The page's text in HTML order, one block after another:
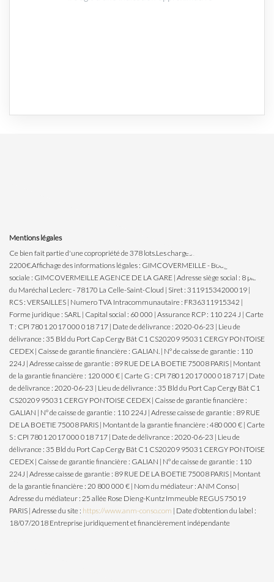
Mentions légales
Ce bien fait partie d'une copropriété de 378 lots.Les charges annuelles sont de
2200€.Affichage des informations légales : GIMCOVERMEILLE - Bougival | Raison
sociale : GIMCOVERMEILLE AGENCE DE LA GARE | Adresse siège social : 8 place
du Maréchal Leclerc - 78170 La Celle-Saint-Cloud | Siret : 31191534200019 |
RCS : VERSAILLES | Numero TVA Intracommunautaire : FR36311915342 |
Forme juridique : SARL | Capital social : 60 000 | Assurance RCP : 110 224 J | Carte
T : CPI 7801 2017 000 018 717 | Date de délivrance : 2020-06-23 | Lieu de
délivrance : 35 Bld du Port Cap Cergy Bât C1 CS20209 95031 CERGY PONTOISE
CEDEX | Caisse de garantie financière : GALIAN. | N° de caisse de garantie : 110
224J | Adresse caisse de garantie : 89 RUE DE LA BOETIE 75008 PARIS | Montant
de la garantie financière : 120 000 € | Carte G : CPI 7801 2017 000 018 717 | Date
de délivrance : 2020-06-23 | Lieu de délivrance : 35 Bld du Port Cap Cergy Bât C1
CS20209 95031 CERGY PONTOISE CEDEX | Caisse de garantie financière :
GALIAN | N° de caisse de garantie : 110 224J | Adresse caisse de garantie : 89 RUE
DE LA BOETIE 75008 PARIS | Montant de la garantie financière : 480 000 € | Carte
S : CPI 7801 2017 000 018 717 | Date de délivrance : 2020-06-23 | Lieu de
délivrance : 35 Bld du Port Cap Cergy Bât C1 CS20209 95031 CERGY PONTOISE
CEDEX | Caisse de garantie financière : GALIAN | N° de caisse de garantie : 110
224J | Adresse caisse de garantie : 89 RUE DE LA BOETIE 75008 PARIS | Montant
de la garantie financière : 20 800 000 € | Nom du médiateur : ANM Conso |
Adresse du médiateur : 25 allée Rose Dieng-Kuntz Immeuble REGUS 75019
PARIS | Adresse du site : https://www.anm-conso.com | Date d'obtention du label :
18/07/2018 Entreprise juridiquement et financièrement indépendante